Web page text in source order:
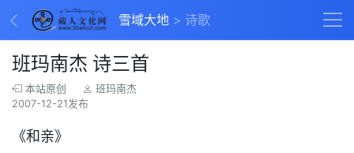
雪域大地 诗歌
班玛南杰 诗三首
本站原创
班玛南杰
2007-12-21发布
《和亲》